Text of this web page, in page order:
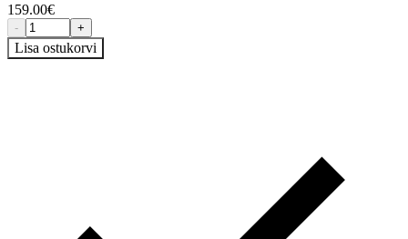
159.00€
- +
Lisa ostukorvi